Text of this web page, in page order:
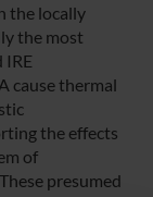
the locally
the most
IRE
cause thermal
the effects
of
presumed